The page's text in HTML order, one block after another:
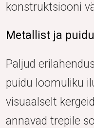
konstruktsiooni
Metallist ja
Paljud
puidu loomuliku
visuaalselt
annavad trepile